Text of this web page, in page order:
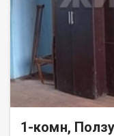
магазинов,3
обмен на вашу
рассрочку. При
1-комн,